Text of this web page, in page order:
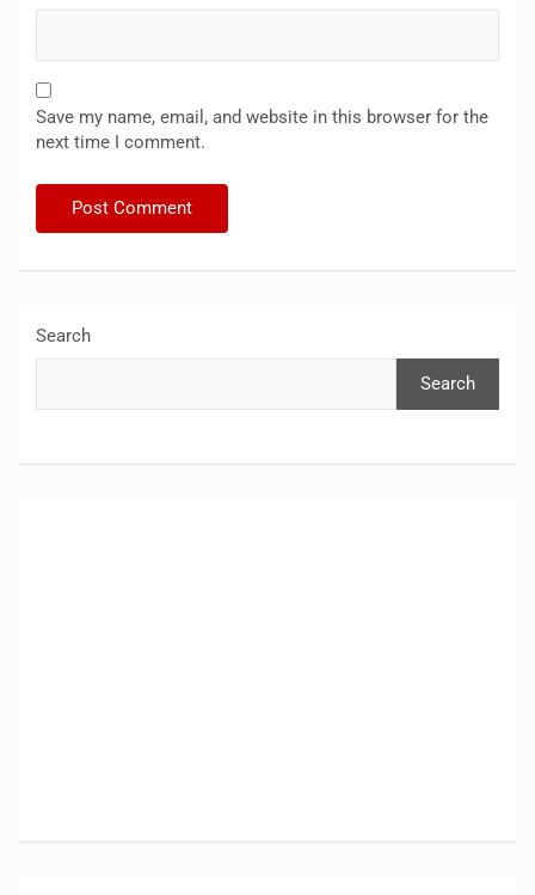
Save my name, email, and website in this browser for the
next time I comment.
Search
Search